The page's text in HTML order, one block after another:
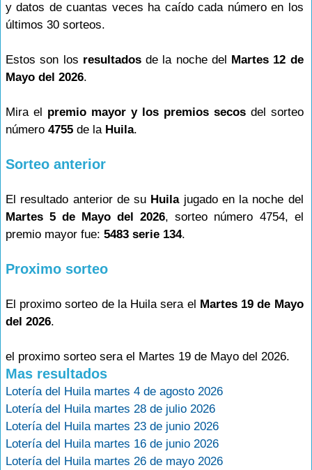
y datos de cuantas veces ha caído cada número en los
últimos 30 sorteos.
Estos son los resultadosde la noche del Martes 12 de
Mayo del 2026.
Mira el premio mayor y los premios secosdel sorteo
número 4755 de la Huila.
Sorteo anterior
El resultado anterior de su Huilajugado en la noche del
Martes 5 de Mayo del 2026, sorteo número 4754, el
premio mayor fue: 5483 serie 134.
Proximo sorteo
El proximo sorteo de la Huila sera el Martes 19 de Mayo
del 2026.
el proximo sorteo sera el Martes 19 de Mayo del 2026.
Mas resultados
Lotería del Huila martes 4 de agosto 2026
Lotería del Huila martes 28 de julio 2026
Lotería del Huila martes 23 de junio 2026
Lotería del Huila martes 16 de junio 2026
Lotería del Huila martes 26 de mayo 2026